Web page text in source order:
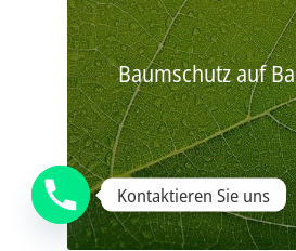
Baumschutz auf
Kontaktieren Sie uns